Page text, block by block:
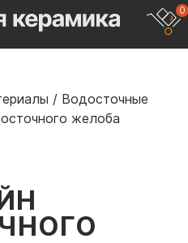
0
/ Водосточные
желоба